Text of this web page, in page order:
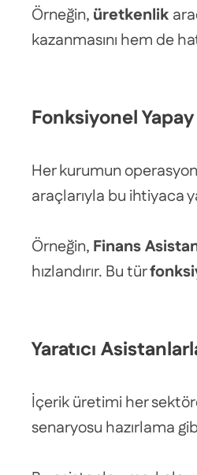
Örneğin, üretkenlik
kazanmasını hem de
Fonksiyonel
Her kurumun
araçlarıyla bu ihtiyaca
Örneğin, Finans
hızlandırır. Bu tür
Yaratıcı
İçerik üretimi her
senaryosu hazırlama